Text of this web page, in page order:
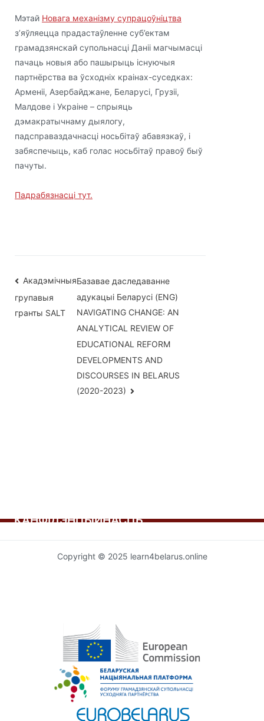
Мэтай Новага механізму супрацоўніцтва
з’яўляецца прадастаўленне суб’ектам
грамадзянскай супольнасці Даніі магчымасці
пачаць новыя або пашырыць існуючыя
партнёрства ва ўсходніх краінах-суседках:
Арменіі, Азербайджане, Беларусі, Грузіі,
Малдове і Украіне – спрыяць
дэмакратычнаму дыялогу,
падсправаздачнасцi носьбітаў абавязкаў, і
забяспечыць, каб голас носьбiтаў правоў быў
пачуты.
Падрабязнасці тут.
Навігацыя
па
запісах
Акадэмічныя
групавыя
гранты SALT
Базавае даследаванне
адукацыі Беларусі (ENG)
NAVIGATING CHANGE: AN
ANALYTICAL REVIEW OF
EDUCATIONAL REFORM
DEVELOPMENTS AND
DISCOURSES IN BELARUS
(2020-2023)
КАНФІДЭНЦЫЙНАСЦЬ
Copyright © 2025 learn4belarus.online